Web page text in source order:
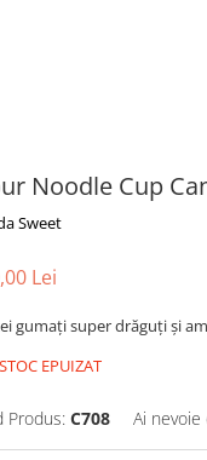
Noodle Cup
Sweet
Lei
gumați super drăguți și
STOC EPUIZAT
Produs: C708 Ai nevoie